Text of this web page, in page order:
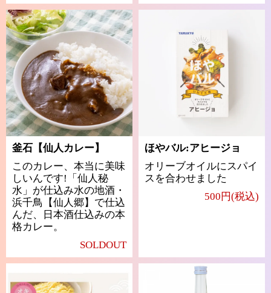
釜石【仙人カレー】
このカレー、本当に美味
しいんです!「仙人秘
水」が仕込み水の地酒・
浜千鳥【仙人郷】で仕込
んだ、日本酒仕込みの本
格カレー。
SOLDOUT
ほやバル:アヒージョ
オリーブオイルにスパイ
スを合わせました
500円(税込)